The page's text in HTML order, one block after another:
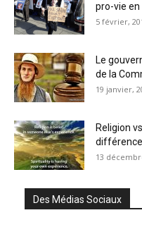
pro-vie en
5 février,
Le
de la
19 janvier,
Religion
13
Des Médias Sociaux